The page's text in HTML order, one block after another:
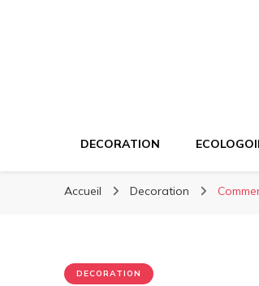
DECORATION
Accueil Decoration
DECORATION